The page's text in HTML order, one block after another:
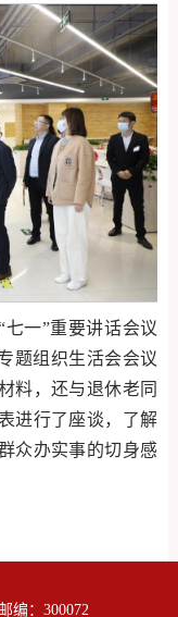
一”重要讲话会议
题组织生活会会议
料，还与退休老同
进行了座谈，了解
众办实事的切身感
编：300072